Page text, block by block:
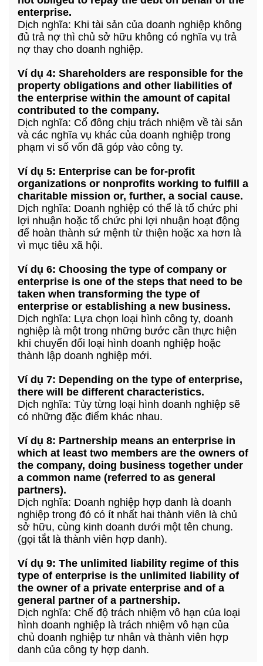
enterprise.
Dịch nghĩa: Khi tài sản của doanh nghiệp không
đủ trả nợ thì chủ sở hữu không có nghĩa vụ trả
nợ thay cho doanh nghiệp.
Ví dụ 4: Shareholders are responsible for the
property obligations and other liabilities of
the enterprise within the amount of capital
contributed to the company.
Dịch nghĩa: Cổ đông chịu trách nhiệm về tài sản
và các nghĩa vụ khác của doanh nghiệp trong
phạm vi số vốn đã góp vào công ty.
Ví dụ 5: Enterprise can be for-profit
organizations or nonprofits working to fulfill a
charitable mission or, further, a social cause.
Dịch nghĩa: Doanh nghiệp có thể là tổ chức phi
lợi nhuận hoặc tổ chức phi lợi nhuận hoạt động
để hoàn thành sứ mệnh từ thiện hoặc xa hơn là
vì mục tiêu xã hội.
Ví dụ 6: Choosing the type of company or
enterprise is one of the steps that need to be
taken when transforming the type of
enterprise or establishing a new business.
Dịch nghĩa: Lựa chọn loại hình công ty, doanh
nghiệp là một trong những bước cần thực hiện
khi chuyển đổi loại hình doanh nghiệp hoặc
thành lập doanh nghiệp mới.
Ví dụ 7: Depending on the type of enterprise,
there will be different characteristics.
Dịch nghĩa: Tùy từng loại hình doanh nghiệp sẽ
có những đặc điểm khác nhau.
Ví dụ 8: Partnership means an enterprise in
which at least two members are the owners of
the company, doing business together under
a common name (referred to as general
partners).
Dịch nghĩa: Doanh nghiệp hợp danh là doanh
nghiệp trong đó có ít nhất hai thành viên là chủ
sở hữu, cùng kinh doanh dưới một tên chung.
(gọi tắt là thành viên hợp danh).
Ví dụ 9: The unlimited liability regime of this
type of enterprise is the unlimited liability of
the owner of a private enterprise and of a
general partner of a partnership.
Dịch nghĩa: Chế độ trách nhiệm vô hạn của loại
hình doanh nghiệp là trách nhiệm vô hạn của
chủ doanh nghiệp tư nhân và thành viên hợp
danh của công ty hợp danh.